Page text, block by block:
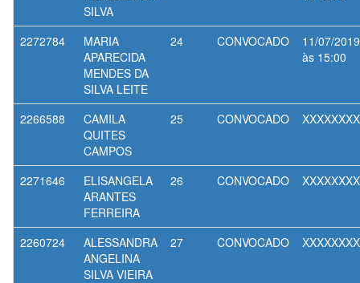
SILVA
2272784
MARIA
APARECIDA
MENDES DA
SILVA LEITE
24 CONVOCADO
11/07/
às 15:00
2266588
CAMILA
QUITES
CAMPOS
25 CONVOCADO
2271646
ELISANGELA
ARANTES
FERREIRA
26 CONVOCADO
2260724
ALESSANDRA
ANGELINA
SILVA VIEIRA
27 CONVOCADO